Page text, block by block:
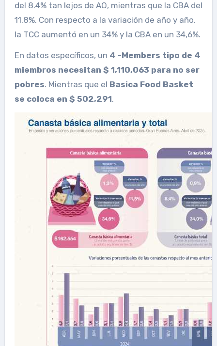
del 8.4% tan lejos de AO, mientras que la CBA del
11.8%. Con respecto a la variación de año y año,
la TCC aumentó en un 34% y la CBA en un 34,6%.
En datos específicos, un 4 -Members tipo de 4
miembros necesitan $ 1,110,063 para no ser
pobres. Mientras que el Basica Food Basket
se coloca en $ 502,291.